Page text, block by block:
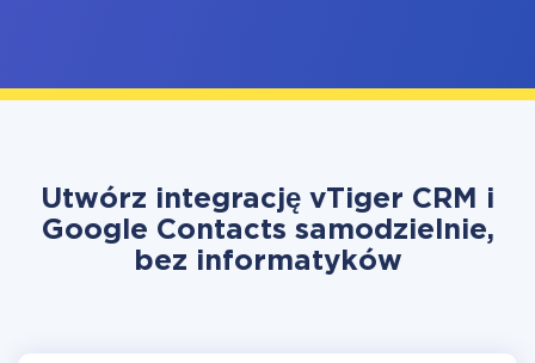
Utwórz integrację vTiger CRM i
Google Contacts samodzielnie,
bez informatyków